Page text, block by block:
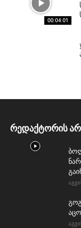
00:04:01
რედაქტორის